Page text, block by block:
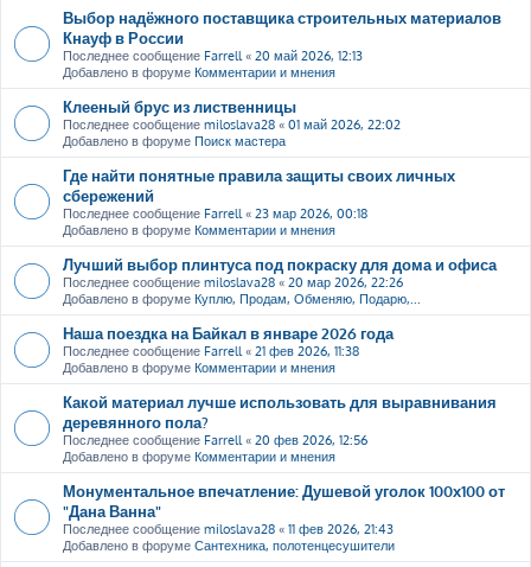
Выбор надёжного поставщика строительных материалов
Кнауф в России
Последнее сообщение Farrell « 20 май 2026, 12:13
Добавлено в форуме Комментарии и мнения
Клееный брус из лиственницы
Последнее сообщение miloslava28 « 01 май 2026, 22:02
Добавлено в форуме Поиск мастера
Где найти понятные правила защиты своих личных
сбережений
Последнее сообщение Farrell « 23 мар 2026, 00:18
Добавлено в форуме Комментарии и мнения
Лучший выбор плинтуса под покраску для дома и офиса
Последнее сообщение miloslava28 « 20 мар 2026, 22:26
Добавлено в форуме Куплю, Продам, Обменяю, Подарю,...
Наша поездка на Байкал в январе 2026 года
Последнее сообщение Farrell « 21 фев 2026, 11:38
Добавлено в форуме Комментарии и мнения
Какой материал лучше использовать для выравнивания
деревянного пола?
Последнее сообщение Farrell « 20 фев 2026, 12:56
Добавлено в форуме Комментарии и мнения
Монументальное впечатление: Душевой уголок 100х100 от
"Дана Ванна"
Последнее сообщение miloslava28 « 11 фев 2026, 21:43
Добавлено в форуме Сантехника, полотенцесушители